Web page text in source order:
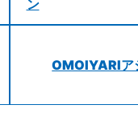
ン
OMOIYARIア